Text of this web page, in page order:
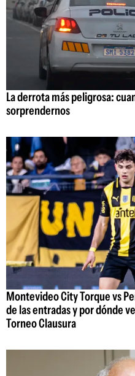
La derrota más peligrosa:
sorprendernos
Montevideo City Torque vs
de las entradas y por dónde
Torneo Clausura